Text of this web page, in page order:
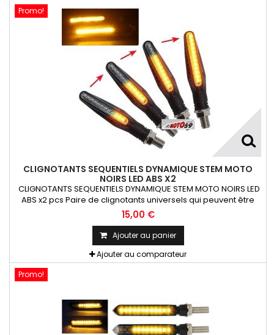
Promo!
CLIGNOTANTS SEQUENTIELS DYNAMIQUE STEM MOTO
NOIRS LED ABS X2
CLIGNOTANTS SEQUENTIELS DYNAMIQUE STEM MOTO NOIRS LED
ABS x2 pcs Paire de clignotants universels qui peuvent être
adaptables sur toutes motos ou scooters
15,00 €
Ajouter au panier
Ajouter au comparateur
Promo!